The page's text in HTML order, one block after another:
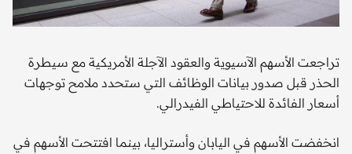
تراجعت الأسهم الآسيوية والعقود الآجلة الأمريكية مع سيطرة
الحذر قبل صدور بيانات الوظائف التي ستحدد ملامح توجهات
أسعار الفائدة للاحتياطي الفيدرالي.
انخفضت الأسهم في اليابان وأستراليا، بينما افتتحت الأسهم في